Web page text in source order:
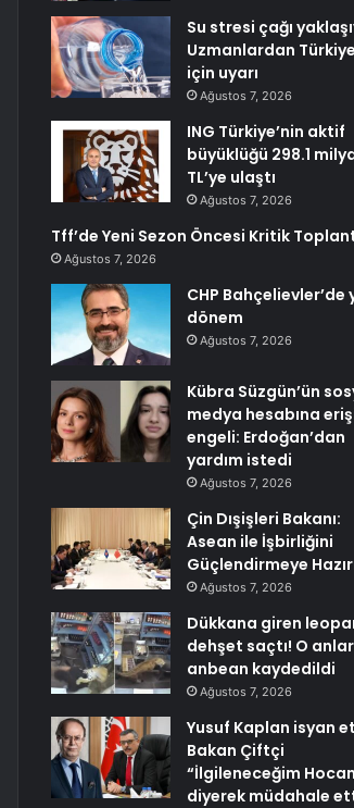
Su stresi çağı
Uzmanlardan Türkiye
için uyarı
Ağustos 7, 2026
ING Türkiye’nin aktif
büyüklüğü 298.1
TL’ye ulaştı
Ağustos 7, 2026
Tff’de Yeni Sezon Öncesi Kritik
Ağustos 7, 2026
CHP Bahçelievler’de
dönem
Ağustos 7, 2026
Kübra Süzgün’ün
medya hesabına
engeli: Erdoğan’dan
yardım istedi
Ağustos 7, 2026
Çin Dışişleri Bakanı:
Asean ile İşbirliğini
Güçlendirmeye
Ağustos 7, 2026
Dükkana giren
dehşet saçtı! O anlar
anbean kaydedildi
Ağustos 7, 2026
Yusuf Kaplan isyan
Bakan Çiftçi
“İlgileneceğim
diyerek müdahale